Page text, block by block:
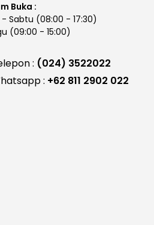
Buka :
- Sabtu (08:00 - 17:30)
(09:00 - 15:00)
: (024) 3522022
: +62 811 2902 022